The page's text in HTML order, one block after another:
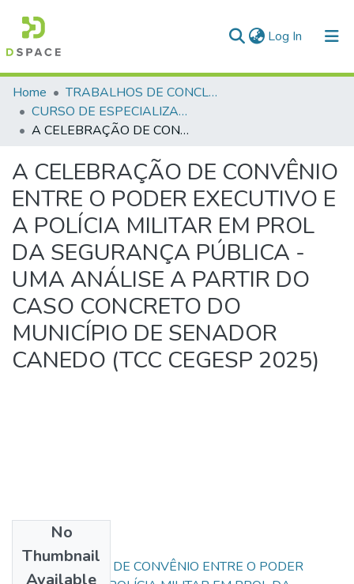
Log In (current)
Communities & Collections
All of DSpace
Home
TRABALHOS DE CONCLUSÃO DE CURSO - CEGESP (CURSO DE ESPECIALIZAÇÃO EM GERENCIAMENTO EM SEGURANÇA PÚBLICA)
CURSO DE ESPECIALIZAÇÃO EM GERENCIAMENTO EM SEGURANÇA PÚBLICA - CEGESP - 2025
A CELEBRAÇÃO DE CONVÊNIO ENTRE O PODER EXECUTIVO E A POLÍCIA MILITAR EM PROL DA SEGURANÇA PÚBLICA - UMA ANÁLISE A PARTIR DO CASO CONCRETO DO MUNICÍPIO DE SENADOR CANEDO (TCC CEGESP 2025)
A CELEBRAÇÃO DE CONVÊNIO
ENTRE O PODER EXECUTIVO E
A POLÍCIA MILITAR EM PROL
DA SEGURANÇA PÚBLICA -
UMA ANÁLISE A PARTIR DO
CASO CONCRETO DO
MUNICÍPIO DE SENADOR
CANEDO (TCC CEGESP 2025)
No
Thumbnail
Available
A CELEBRAÇÃO DE CONVÊNIO ENTRE O PODER